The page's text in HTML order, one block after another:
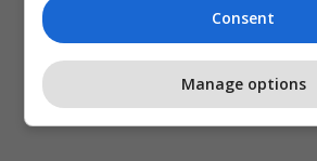
Consent
Manage options